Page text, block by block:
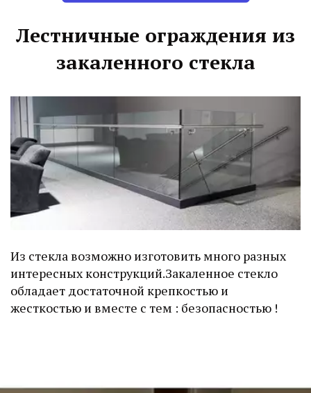
Лестничные ограждения из
закаленного стекла
Из стекла возможно изготовить много разных
интересных конструкций.Закаленное стекло
обладает достаточной крепкостью и
жесткостью и вместе с тем : безопасностью !